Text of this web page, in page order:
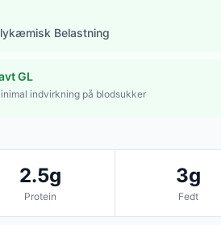
Belastning
GL
indvirkning på blodsukker
2.5g
Protein
3g
Fedt